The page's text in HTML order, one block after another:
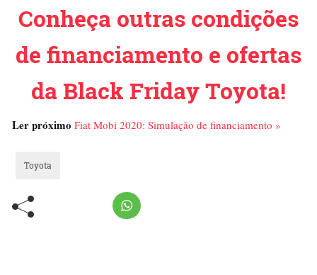
Conheça outras condições
de financiamento e ofertas
da Black Friday Toyota!
Ler próximo Fiat Mobi 2020: Simulação de financiamento »
Toyota